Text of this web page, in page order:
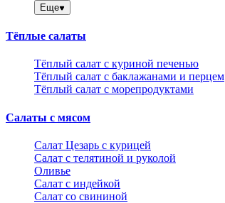
Еще
Тёплые салаты
Тёплый салат с куриной печенью
Тёплый салат с баклажанами и перцем
Тёплый салат с морепродуктами
Салаты с мясом
Салат Цезарь с курицей
Салат с телятиной и руколой
Оливье
Салат с индейкой
Салат со свининой